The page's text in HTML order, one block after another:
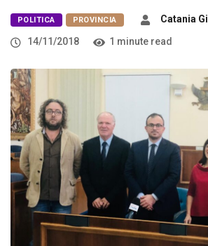
POLITICA PROVINCIA
Catania
14/11/2018
1 minute read